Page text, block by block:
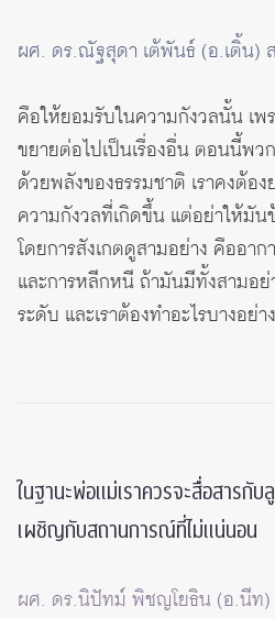
ผศ. ดร.ณัฐสุดา เต้พันธ์ (อ.เติ้น)
คือให้ยอมรับในความกังวลนั้น เพ
ขยายต่อไปเป็นเรื่องอื่น ตอนนี้พว
ด้วยพลังของธรรมชาติ เราคงต้อ
ความกังวลที่เกิดขึ้น แต่อย่าให้มัน
โดยการสังเกตดูสามอย่าง คืออา
และการหลีกหนี ถ้ามันมีทั้งสามอ
ระดับ และเราต้องทำอะไรบางอย่าง
ในฐานะพ่อแม่เราควรจะสื่อสารกับ
เผชิญกับสถานการณ์ที่ไม่แน่นอน
ผศ. ดร.นิปัทม์ พิชญโยธิน (อ.นีท)